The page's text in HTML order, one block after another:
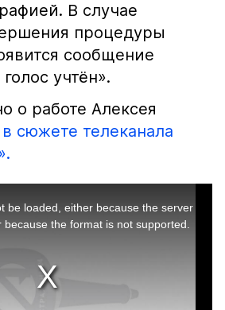
В случае
процедуры
сообщение
учтён».
о работе Алексея
в сюжете телеканала
be loaded, either because the server
the format is not supported.